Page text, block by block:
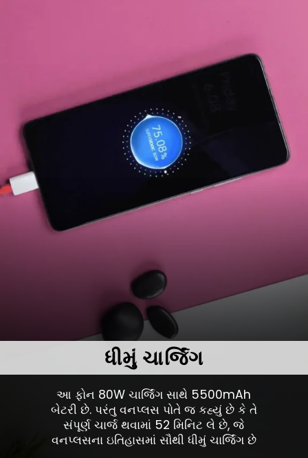
આ ફોન 80W ચાર્જિંગ સાથે 5500mAh
બેટરી છે. પરંતુ વનપ્લસ પોતે જ કહ્યું છે કે તે
સંપૂર્ણ ચાર્જ થવામાં 52 મિનિટ લે છે, જે
વનપ્લસના ઇતિહાસમાં સૌથી ધીમું ચાર્જિંગ છે
ધીમું ચાર્જિંગ